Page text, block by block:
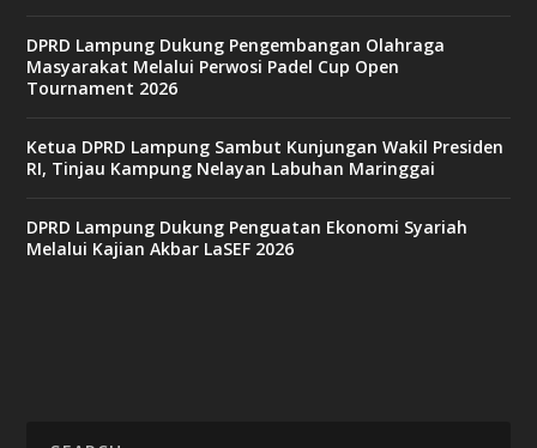
DPRD Lampung Dukung Pengembangan Olahraga
Masyarakat Melalui Perwosi Padel Cup Open
Tournament 2026
Ketua DPRD Lampung Sambut Kunjungan Wakil Presiden
RI, Tinjau Kampung Nelayan Labuhan Maringgai
DPRD Lampung Dukung Penguatan Ekonomi Syariah
Melalui Kajian Akbar LaSEF 2026